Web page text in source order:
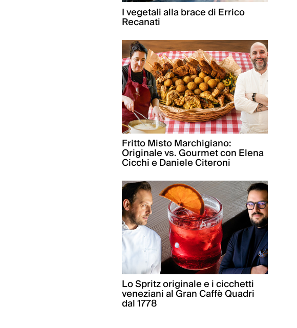
I vegetali alla brace di Errico
Recanati
Fritto Misto Marchigiano:
Originale vs. Gourmet con Elena
Cicchi e Daniele Citeroni
Lo Spritz originale e i cicchetti
veneziani al Gran Caffè Quadri
dal 1778